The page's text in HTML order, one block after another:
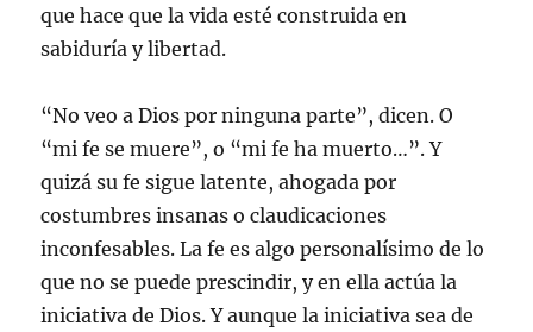
que hace que la vida esté construida en
sabiduría y libertad.
“No veo a Dios por ninguna parte”, dicen. O
“mi fe se muere”, o “mi fe ha muerto…”. Y
quizá su fe sigue latente, ahogada por
costumbres insanas o claudicaciones
inconfesables. La fe es algo personalísimo de lo
que no se puede prescindir, y en ella actúa la
iniciativa de Dios. Y aunque la iniciativa sea de